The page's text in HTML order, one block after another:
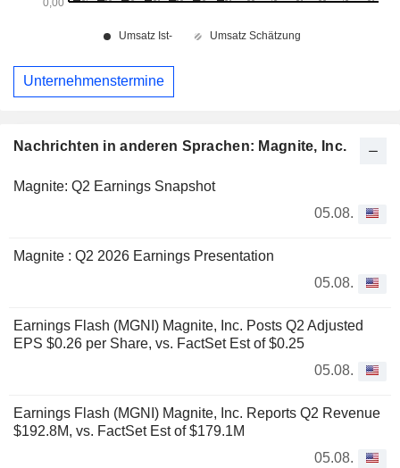
Nachrichten in anderen Sprachen: Magnite, Inc.
Magnite: Q2 Earnings Snapshot
05.08.
Magnite : Q2 2026 Earnings Presentation
05.08.
Earnings Flash (MGNI) Magnite, Inc. Posts Q2 Adjusted
EPS $0.26 per Share, vs. FactSet Est of $0.25
05.08.
Earnings Flash (MGNI) Magnite, Inc. Reports Q2 Revenue
$192.8M, vs. FactSet Est of $179.1M
05.08.
Unternehmenstermine